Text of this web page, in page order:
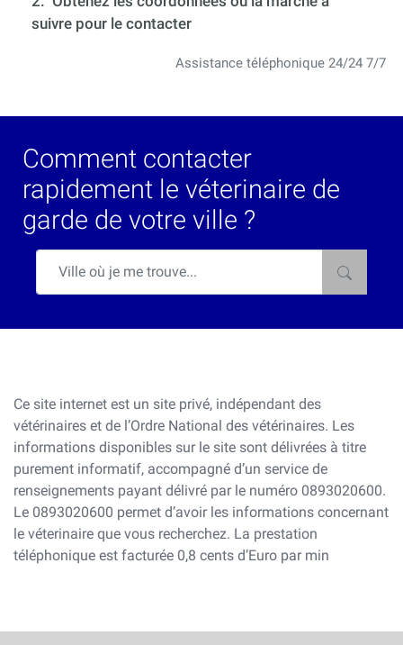
suivre pour le contacter
Assistance téléphonique 24/24 7/7
Comment contacter
rapidement le véterinaire de
garde de votre ville ?
Ce site internet est un site privé, indépendant des
vétérinaires et de l’Ordre National des vétérinaires. Les
informations disponibles sur le site sont délivrées à titre
purement informatif, accompagné d’un service de
renseignements payant délivré par le numéro 0893020600.
Le 0893020600 permet d’avoir les informations concernant
le véterinaire que vous recherchez. La prestation
téléphonique est facturée 0,8 cents d’Euro par min